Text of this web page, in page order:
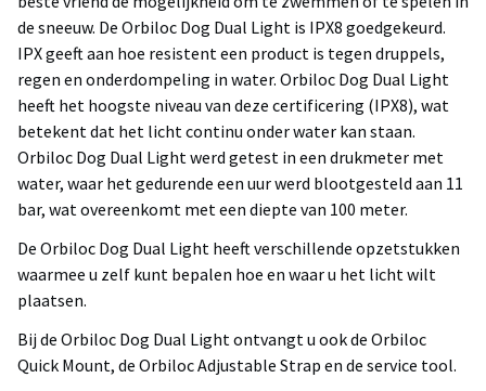
de sneeuw. De Orbiloc Dog Dual Light is IPX8 goedgekeurd.
IPX geeft aan hoe resistent een product is tegen druppels,
regen en onderdompeling in water. Orbiloc Dog Dual Light
heeft het hoogste niveau van deze certificering (IPX8), wat
betekent dat het licht continu onder water kan staan.
Orbiloc Dog Dual Light werd getest in een drukmeter met
water, waar het gedurende een uur werd blootgesteld aan 11
bar, wat overeenkomt met een diepte van 100 meter.
De Orbiloc Dog Dual Light heeft verschillende opzetstukken
waarmee u zelf kunt bepalen hoe en waar u het licht wilt
plaatsen.
Bij de Orbiloc Dog Dual Light ontvangt u ook de Orbiloc
Quick Mount, de Orbiloc Adjustable Strap en de service tool.